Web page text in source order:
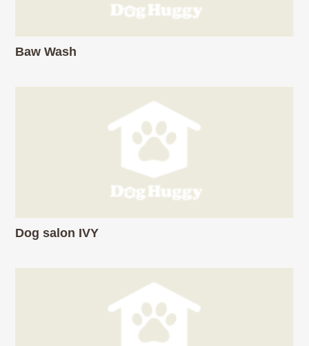
Baw Wash
Dog salon IVY